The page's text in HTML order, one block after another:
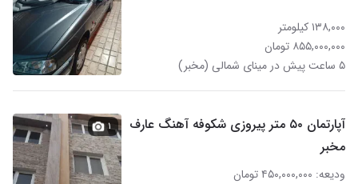
۱۳۸,۰۰۰ کیلومتر
۸۵۵,۰۰۰,۰۰۰ تومان
۵ ساعت پیش در مینای شمالی (مخبر)
آپارتمان ۵۰ متر پیروزی شکوفه آهنگ عارف
مخبر
ودیعه: ۴۵۰,۰۰۰,۰۰۰ تومان
۱